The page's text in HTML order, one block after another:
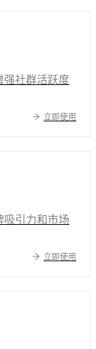
强社群活跃度
立即使用
吸引力和市场
立即使用